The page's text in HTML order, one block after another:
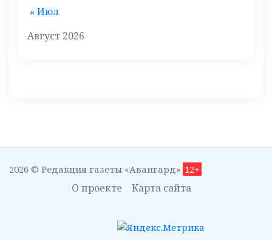
Август 2026
« Июл
2026 © Редакция газеты «Авангард» 12+
О проекте Карта сайта